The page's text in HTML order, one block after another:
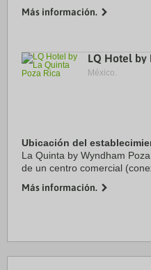
Museo José Guadalupe
Más información.
LQ Hotel by
México.
Ubicación del
La Quinta by Wyndham
de un centro comercial
Hospital Regional Pemex.
Más información.